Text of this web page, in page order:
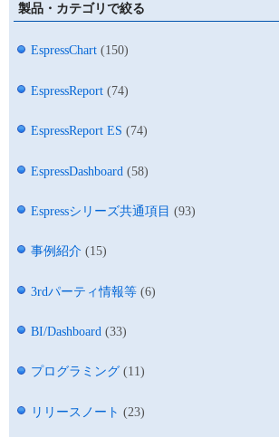
製品・カテゴリで絞る
EspressChart (150)
EspressReport (74)
EspressReport ES (74)
EspressDashboard (58)
Espressシリーズ共通項目 (93)
事例紹介 (15)
3rdパーティ情報等 (6)
BI/Dashboard (33)
プログラミング (11)
リリースノート (23)